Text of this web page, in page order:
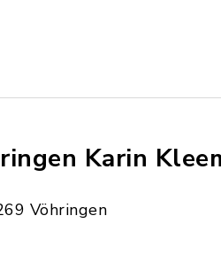
Karin
Vöhringen